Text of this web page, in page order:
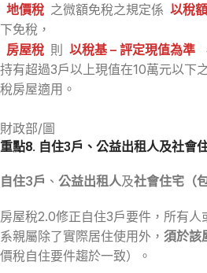
地價稅 之微額免稅之規定係 以稅
下免稅，
房屋稅 則 以稅基 – 評定現值為準
持有超過3戶以上現值在10萬元以下
稅房屋適用。
財政部/圖
重點8. 自住3戶 、 公益出租人及社會
自住3戶 、 公益出租人及社會住宅（
房屋稅2.0修正自住3戶要件，所有
系親屬除了實際居住使用外， 須於該
價稅自住要件趨於一致）。